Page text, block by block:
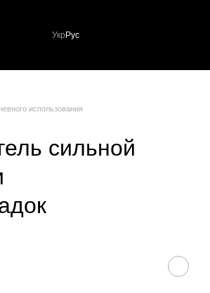
Укр Рус
использования
сильной